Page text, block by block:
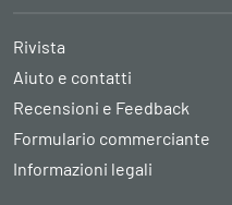
Rivista
Aiuto e contatti
Recensioni e Feedback
Formulario commerciante
Informazioni legali